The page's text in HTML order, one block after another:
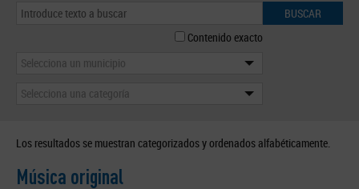
BUSCAR
Contenido exacto
Selecciona un municipio
Selecciona una categoría
Los resultados se muestran categorizados y ordenados alfabéticamente.
Música original